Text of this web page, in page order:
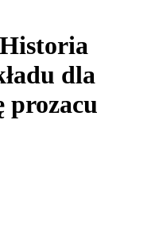
dla
prozacu